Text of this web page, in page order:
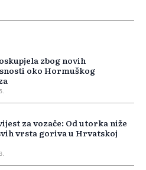
zbog novih
oko Hormuškog
za vozače: Od utorka niže
vrsta goriva u Hrvatskoj